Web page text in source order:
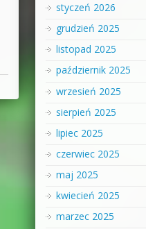
styczeń 2026
grudzień 2025
listopad 2025
październik 2025
wrzesień 2025
sierpień 2025
lipiec 2025
czerwiec 2025
maj 2025
kwiecień 2025
marzec 2025